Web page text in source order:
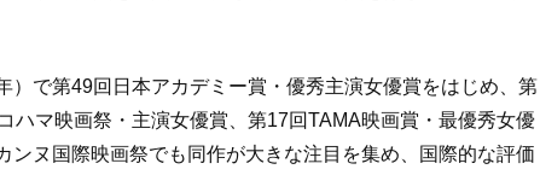
）で第49回日本アカデミー賞・優秀主演女優賞をはじめ、第
ハマ映画祭・主演女優賞、第17回TAMA映画賞・最優秀女優
ンヌ国際映画祭でも同作が大きな注目を集め、国際的な評価